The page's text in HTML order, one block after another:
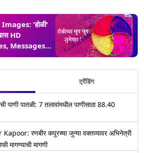
'होळी'
HD
Messages,
माध्यमातून
ट्रेंडिंग
पाणी पातळी: 7 तलावांमधील पाणीसाठा 88.40
रणबीर कपूरच्या जुन्या वक्तव्यावर अभिनेत्री
मागण्याची मागणी